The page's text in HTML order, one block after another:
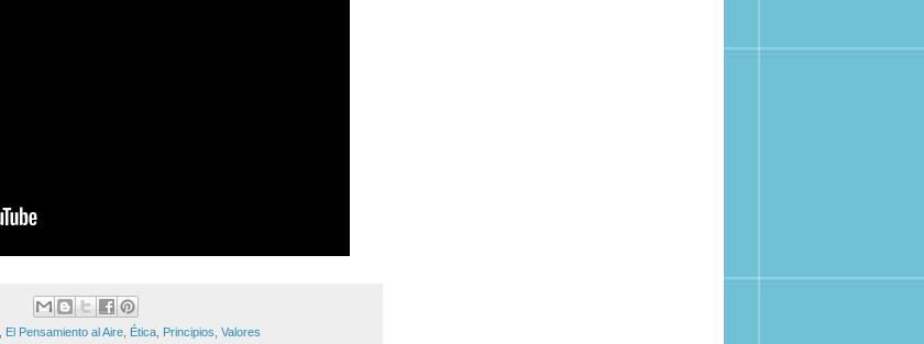
El Pensamiento al Aire Ética Principios Valores